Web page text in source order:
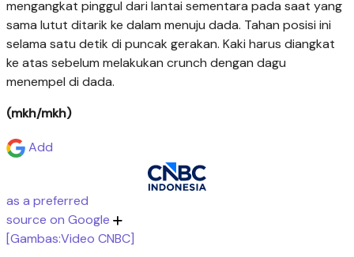
mengangkat pinggul dari lantai sementara pada saat yang
sama lutut ditarik ke dalam menuju dada. Tahan posisi ini
selama satu detik di puncak gerakan. Kaki harus diangkat
ke atas sebelum melakukan crunch dengan dagu
menempel di dada.
(mkh/mkh)
Add
as a preferred
source on Google
[Gambas:Video CNBC]